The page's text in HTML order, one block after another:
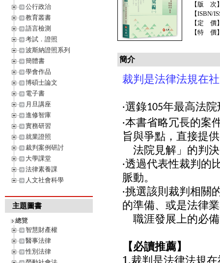
公行政治
教育叢書
語言檢測
考試．證照
波斯納證照系列
簡體書
學會作品
博碩士論文
電子書
月旦講座
進修智庫
實務研習
就業證照
裁判案例研討
大學課堂
法律素養課
人文社會科學
主題圖書
總覽
智慧財產權
醫事法律
性別法律
【版 次
【ISBN/
【定 價
【特 價
簡介
裁判是法律法規在
‧選錄105年最高法
‧本書省略冗長的案
旨與爭點，直接提
法院見解」的判
‧透過代表性裁判的
脈動。
‧挑選該則裁判相關
的準備、或是法律
職涯發展上的必
【必讀推薦】
1.裁判是法律法規